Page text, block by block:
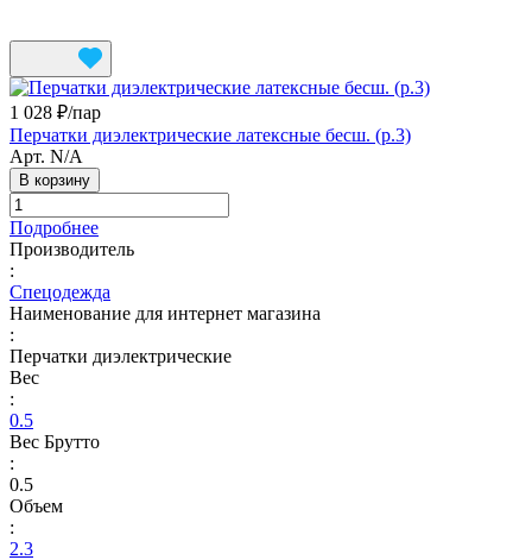
1 028 ₽/пар
Перчатки диэлектрические латексные бесш. (р.3)
Арт. N/A
В корзину
Подробнее
Производитель
:
Спецодежда
Наименование для интернет магазина
:
Перчатки диэлектрические
Вес
:
0.5
Вес Брутто
:
0.5
Объем
:
2.3